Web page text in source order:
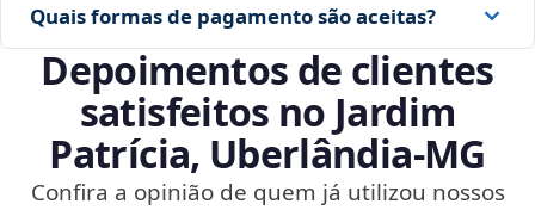
Quais formas de pagamento são aceitas?
Depoimentos de clientes
satisfeitos no Jardim
Patrícia, Uberlândia‑MG
Confira a opinião de quem já utilizou nossos